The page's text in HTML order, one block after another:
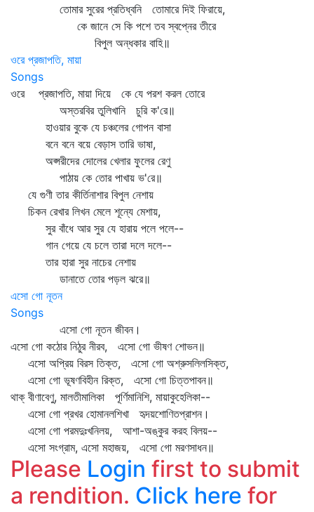
তোমার সুরের প্রতিধ্বনি তোমারে দিই ফিরায়ে,
কে জানে সে কি পশে তব স্বপ্নের তীরে
বিপুল অন্ধকার বাহি॥
ওরে প্রজাপতি, মায়া
Songs
ওরে প্রজাপতি, মায়া দিয়ে কে যে পরশ করল তোরে
অস্তরবির তুলিখানি চুরি ক'রে॥
হাওয়ার বুকে যে চঞ্চলের গোপন বাসা
বনে বনে বয়ে বেড়াস তারি ভাষা,
অপ্সরীদের দোলের খেলার ফুলের রেণু
পাঠায় কে তোর পাখায় ভ'রে॥
যে গুণী তার কীর্তিনাশার বিপুল নেশায়
চিকন রেখার লিখন মেলে শূন্যে মেশায়,
সুর বাঁধে আর সুর যে হারায় পলে পলে--
গান গেয়ে যে চলে তারা দলে দলে--
তার হারা সুর নাচের নেশায়
ডানাতে তোর পড়ল ঝরে॥
এসো গো নূতন
Songs
এসো গো নূতন জীবন।
এসো গো কঠোর নিঠুর নীরব, এসো গো ভীষণ শোভন॥
এসো অপ্রিয় বিরস তিক্ত, এসো গো অশ্রুসলিলসিক্ত,
এসো গো ভূষণবিহীন রিক্ত, এসো গো চিত্তপাবন॥
থাক্‌ বীণাবেণু, মালতীমালিকা পূর্ণিমানিশি, মায়াকুহেলিকা--
এসো গো প্রখর হোমানলশিখা হৃদয়শোণিতপ্রাশন।
এসো গো পরমদুঃখনিলয়, আশা-অঙ্কুর করহ বিলয়--
এসো সংগ্রাম, এসো মহাজয়, এসো গো মরণসাধন॥
Please Login first to submit
a rendition. Click here for